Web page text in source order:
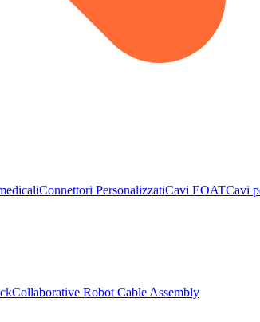
Connettori PersonalizzatiCavi EOATCavi
Collaborative Robot Cable Assembly